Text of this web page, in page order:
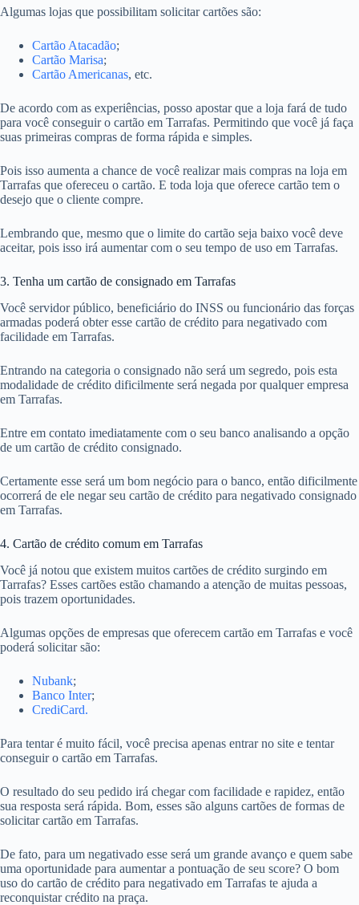
Algumas lojas que possibilitam solicitar cartões são:
Cartão Atacadão;
Cartão Marisa;
Cartão Americanas, etc.
De acordo com as experiências, posso apostar que a loja fará de tudo
para você conseguir o cartão em Tarrafas. Permitindo que você já faça
suas primeiras compras de forma rápida e simples.
Pois isso aumenta a chance de você realizar mais compras na loja em
Tarrafas que ofereceu o cartão. E toda loja que oferece cartão tem o
desejo que o cliente compre.
Lembrando que, mesmo que o limite do cartão seja baixo você deve
aceitar, pois isso irá aumentar com o seu tempo de uso em Tarrafas.
3. Tenha um cartão de consignado em Tarrafas
Você servidor público, beneficiário do INSS ou funcionário das forças
armadas poderá obter esse cartão de crédito para negativado com
facilidade em Tarrafas.
Entrando na categoria o consignado não será um segredo, pois esta
modalidade de crédito dificilmente será negada por qualquer empresa
em Tarrafas.
Entre em contato imediatamente com o seu banco analisando a opção
de um cartão de crédito consignado.
Certamente esse será um bom negócio para o banco, então dificilmente
ocorrerá de ele negar seu cartão de crédito para negativado consignado
em Tarrafas.
4. Cartão de crédito comum em Tarrafas
Você já notou que existem muitos cartões de crédito surgindo em
Tarrafas? Esses cartões estão chamando a atenção de muitas pessoas,
pois trazem oportunidades.
Algumas opções de empresas que oferecem cartão em Tarrafas e você
poderá solicitar são:
Nubank;
Banco Inter;
CrediCard.
Para tentar é muito fácil, você precisa apenas entrar no site e tentar
conseguir o cartão em Tarrafas.
O resultado do seu pedido irá chegar com facilidade e rapidez, então
sua resposta será rápida. Bom, esses são alguns cartões de formas de
solicitar cartão em Tarrafas.
De fato, para um negativado esse será um grande avanço e quem sabe
uma oportunidade para aumentar a pontuação de seu score? O bom
uso do cartão de crédito para negativado em Tarrafas te ajuda a
reconquistar crédito na praça.